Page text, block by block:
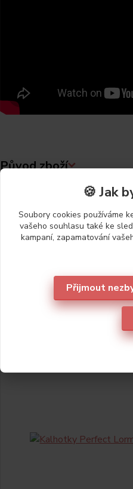
Původ zboží
Parametry
Výrobce
5
🍪 Jak
Soubory cookies používáme
vašeho souhlasu také ke
kampaní, zapamatování
Přijmout